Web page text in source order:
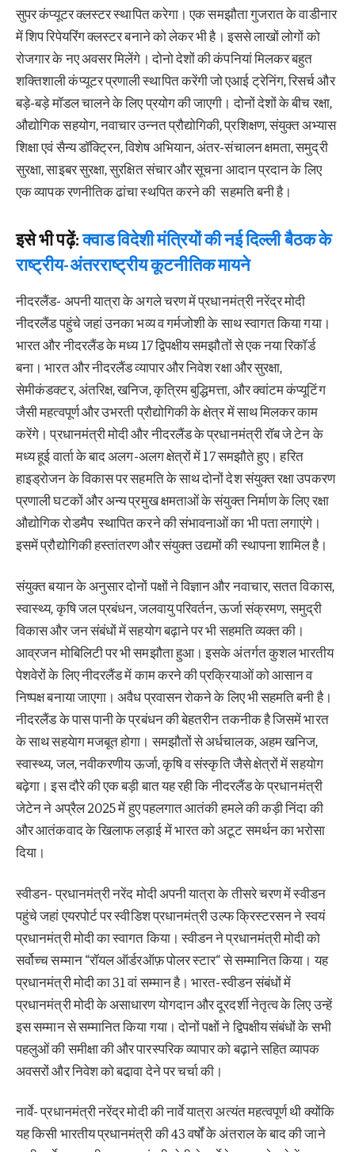
सुपर कंप्यूटर क्लस्टर स्थापित करेगा। एक समझौता गुजरात के वाडीनार
में शिप रिपेयरिंग क्लस्टर बनाने को लेकर भी है। इससे लाखों लोगों को
रोजगार के नए अवसर मिलेंगे। दोनो देशों की कंपनियां मिलकर बहुत
शक्तिशाली कंप्यूटर प्रणाली स्थापित करेंगी जो एआई ट्रेनिंग, रिसर्च और
बड़े-बड़े मॉडल चालने के लिए प्रयोग की जाएगी। दोनों देशों के बीच रक्षा,
औद्योगिक सहयोग, नवाचार उन्नत प्रौद्योगिकी, प्रशिक्षण, संयुक्त अभ्यास
शिक्षा एवं सैन्य डॉक्ट्रिन, विशेष अभियान, अंतर-संचालन क्षमता, समुद्री
सुरक्षा, साइबर सुरक्षा, सुरक्षित संचार और सूचना आदान प्रदान के लिए
एक व्यापक रणनीतिक ढांचा स्थपित करने की सहमति बनी है।
इसे भी पढ़ें:क्वाड विदेशी मंत्रियों की नई दिल्ली बैठक के
राष्ट्रीय-अंतरराष्ट्रीय कूटनीतिक मायने
नीदरलैंड- अपनी यात्रा के अगले चरण में प्रधानमंत्री नरेंद्र मोदी
नीदरलैंड पहुंचे जहां उनका भव्य व गर्मजोशी के साथ स्वागत किया गया।
भारत और नीदरलैंड के मध्य 17 द्विपक्षीय समझौतों से एक नया रिकॉर्ड
बना। भारत और नीदरलैंड व्यापार और निवेश रक्षा और सुरक्षा,
सेमीकंडक्टर, अंतरिक्ष, खनिज, कृत्रिम बुद्धिमत्ता, और क्वांटम कंप्यूटिंग
जैसी महत्वपूर्ण और उभरती प्रौद्योगिकी के क्षेत्र में साथ मिलकर काम
करेंगे। प्रधानमंत्री मोदी और नीदरलैंड के प्रधानमंत्री रॉब जे टेन के
मध्य हूई वार्ता के बाद अलग-अलग क्षेत्रों में 17 समझौते हुए। हरित
हाइड्रोजन के विकास पर सहमति के साथ दोनों देश संयुक्त रक्षा उपकरण
प्रणाली घटकों और अन्य प्रमुख क्षमताओं के संयुक्त निर्माण के लिए रक्षा
औद्योगिक रोडमैप स्थापित करने की संभावनाओं का भी पता लगाएंगे।
इसमें प्रौद्योगिकी हस्तांतरण और संयुक्त उद्यमों की स्थापना शामिल है।
संयुक्त बयान के अनुसार दोनों पक्षों ने विज्ञान और नवाचार, सतत विकास,
स्वास्थ्य, कृषि जल प्रबंधन, जलवायु परिवर्तन, ऊर्जा संक्रमण, समुद्री
विकास और जन संबंधों में सहयोग बढ़ाने पर भी सहमति व्यक्त की।
आव्रजन मोबिलिटी पर भी समझौता हुआ। इसके अंतर्गत कुशल भारतीय
पेशवेरों के लिए नीदरलैंड में काम करने की प्रक्रियाओं को आसान व
निष्पक्ष बनाया जाएगा। अवैध प्रवासन रोकने के लिए भी सहमति बनी है।
नीदरलैंड के पास पानी के प्रबंधन की बेहतरीन तकनीक है जिसमें भारत
के साथ सहयेाग मजबूत होगा। समझौतों से अर्धचालक, अहम खनिज,
स्वास्थ्य, जल, नवीकरणीय ऊर्जा, कृषि व संस्कृति जैसे क्षेत्रों में सहयोग
बढ़ेगा। इस दौरे की एक बड़ी बात यह रही कि नीदरलैंड के प्रधानमंत्री
जेटेन ने अप्रैल 2025 में हुए पहलगात आतंकी हमले की कड़ी निंदा की
और आतंकवाद के खिलाफ लड़ाई में भारत को अटूट समर्थन का भरोसा
दिया।
स्वीडन- प्रधानमंत्री नरेंद मोदी अपनी यात्रा के तीसरे चरण में स्वीडन
पहुंचे जहां एयरपोर्ट पर स्वीडिश प्रधानमंत्री उल्फ क्रिस्टरसन ने स्वयं
प्रधानमंत्री मोदी का स्वागत किया। स्वीडन ने प्रधानमंत्री मोदी को
सर्वोच्च सम्मान “रॉयल ऑर्डरऑफ़ पोलर स्टार“ से सम्मानित किया। यह
प्रधानमंत्री मोदी का 31 वां सम्मान है। भारत-स्वीडन संबंधों में
प्रधानमंत्री मोदी के असाधारण योगदान और दूरदर्शी नेतृत्व के लिए उन्हें
इस सम्मान से सम्मानित किया गया। दोनों पक्षों ने द्विपक्षीय संबंधों के सभी
पहलुओं की समीक्षा की और पारस्परिक व्यापार को बढ़ाने सहित व्यापक
अवसरों और निवेश को बढा़वा देने पर चर्चा की।
नार्वे- प्रधानमंत्री नरेंद्र मोदी की नार्वे यात्रा अत्यंत महत्वपूर्ण थी क्योंकि
यह किसी भारतीय प्रधानमंत्री की 43 वर्षों के अंतराल के बाद की जाने